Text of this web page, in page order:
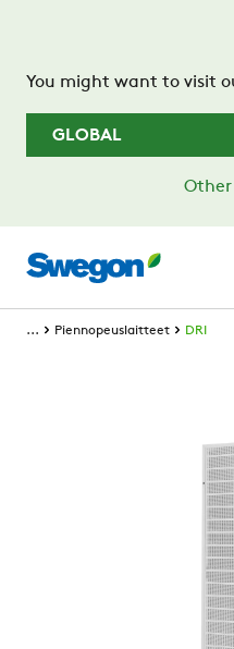
You might want to visit
GLOBAL
... Piennopeuslaitteet DRI